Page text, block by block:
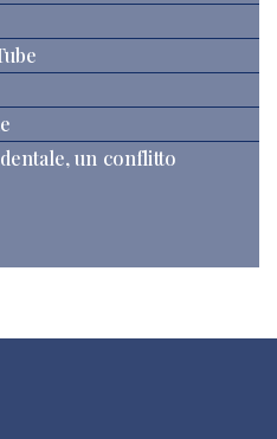
un conflitto